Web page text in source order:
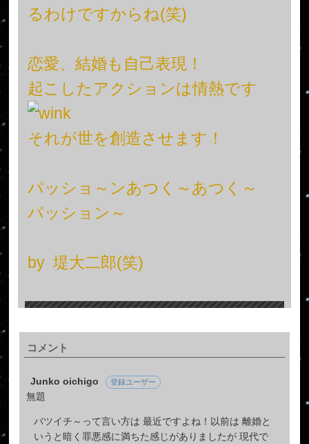
るわけですからね(笑)
恋愛、結婚も自己表現！
起こしたアクションは情熱です
それが世を創造させます！
パッショ～ンあつく～あつく～
パッション～
by 堤大二郎(笑)
コメント
Junko oichigo 登録ユーザー
無題
バツイチ～って言い方は 最近ですよね！以前は 離婚と
いうと暗く罪悪感に満ちた感じがありましたが 現代で